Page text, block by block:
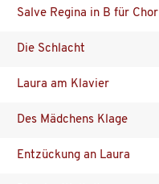
Salve Regina in B für Chor
Die Schlacht
Laura am Klavier
Des Mädchens Klage
Entzückung an Laura